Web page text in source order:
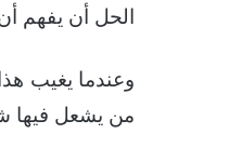
الحل أن يفهم
وعندما يغيب
من يشعل فيها